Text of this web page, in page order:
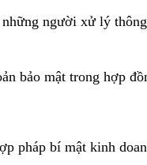
người xử lý
bảo mật trong hợp
pháp bí mật kinh